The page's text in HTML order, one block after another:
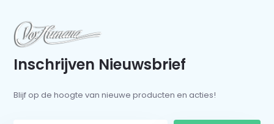
Inschrijven Nieuwsbrief
Blijf op de hoogte van nieuwe producten en acties!